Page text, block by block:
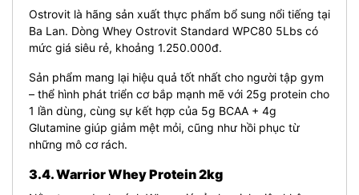
Ostrovit là hãng sản xuất thực phẩm bổ sung nổi tiếng tại
Ba Lan. Dòng Whey Ostrovit Standard WPC80 5Lbs có
mức giá siêu rẻ, khoảng 1.250.000đ.
Sản phẩm mang lại hiệu quả tốt nhất cho người tập gym
– thể hình phát triển cơ bắp mạnh mẽ với 25g protein cho
1 lần dùng, cùng sự kết hợp của 5g BCAA + 4g
Glutamine giúp giảm mệt mỏi, cũng như hồi phục từ
những mô cơ rách.
3.4. Warrior Whey Protein 2kg